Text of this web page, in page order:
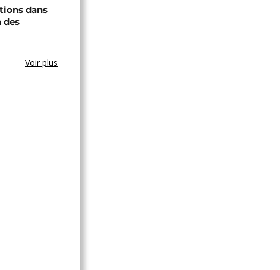
dans
des
Voir plus